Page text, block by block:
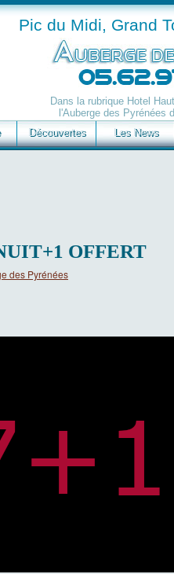
Pic du Midi, Grand
Dans la rubrique Hotel
l'Auberge des Pyrénées
Découvertes Les News
OFFERT
des Pyrénées